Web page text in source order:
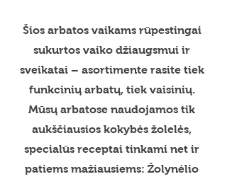
Šios arbatos vaikams rūpestingai
sukurtos vaiko džiaugsmui ir
sveikatai – asortimente rasite tiek
funkcinių arbatų, tiek vaisinių.
Mūsų arbatose naudojamos tik
aukščiausios kokybės žolelės,
specialūs receptai tinkami net ir
patiems mažiausiems: Žolynėlio